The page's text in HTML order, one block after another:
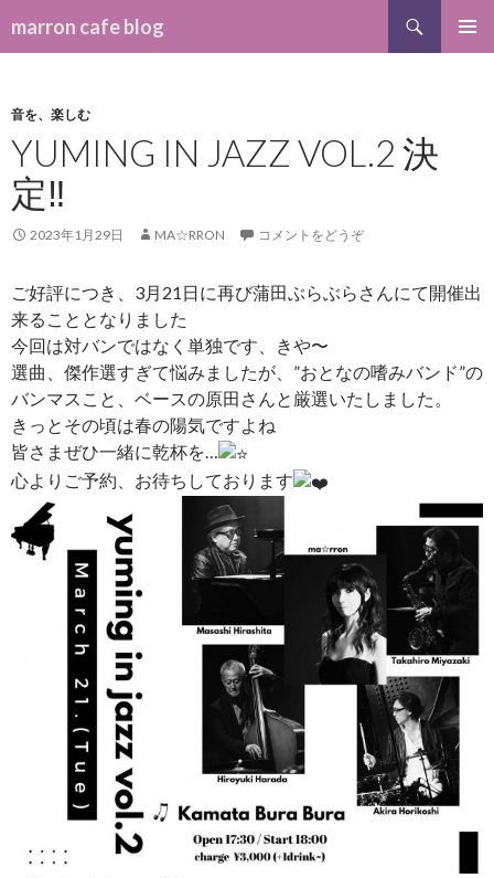
marron cafe blog
音を、楽しむ
YUMING IN JAZZ VOL.2 決
定‼︎
2023年1月29日 MA☆RRON コメントをどうぞ
ご好評につき、3月21日に再び蒲田ぶらぶらさんにて開催出
来ることとなりました
今回は対バンではなく単独です、きや〜
選曲、傑作選すぎて悩みましたが、”おとなの嗜みバンド”の
バンマスこと、ベースの原田さんと厳選いたしました。
きっとその頃は春の陽気ですよね
皆さまぜひ一緒に乾杯を…
心よりご予約、お待ちしております